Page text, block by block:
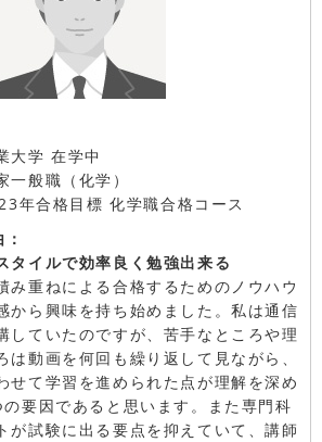
大学 在学中
一般職（化学）
年合格目標 化学職合格コース
タイルで効率良く勉強出来る
み重ねによる合格するためのノウハウ
から興味を持ち始めました。私は通信
していたのですが、苦手なところや理
は動画を何回も繰り返して見ながら、
せて学習を進められた点が理解を深め
要因であると思います。また専門科
が試験に出る要点を抑えていて、講師